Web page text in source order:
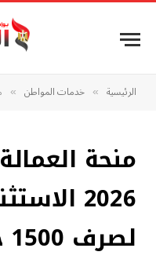
الرئيسية » خدمات المواطن »
منحة
2026
لصرف 1500 جنيه